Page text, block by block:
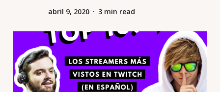
abril 9, 2020 3 min read